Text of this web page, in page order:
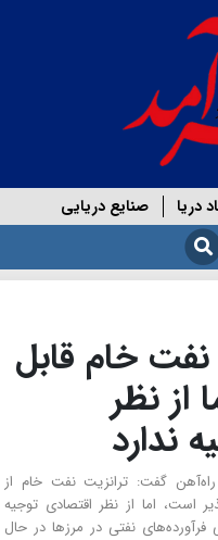
دریا صنایع دریایی
نفت خام قابل
از نظر
ندارد
راه‌آهن گفت: ترانزیت نفت خام از
است، اما از نظر اقتصادی توجیه
فرآورده‌های نفتی در مرزها در حال